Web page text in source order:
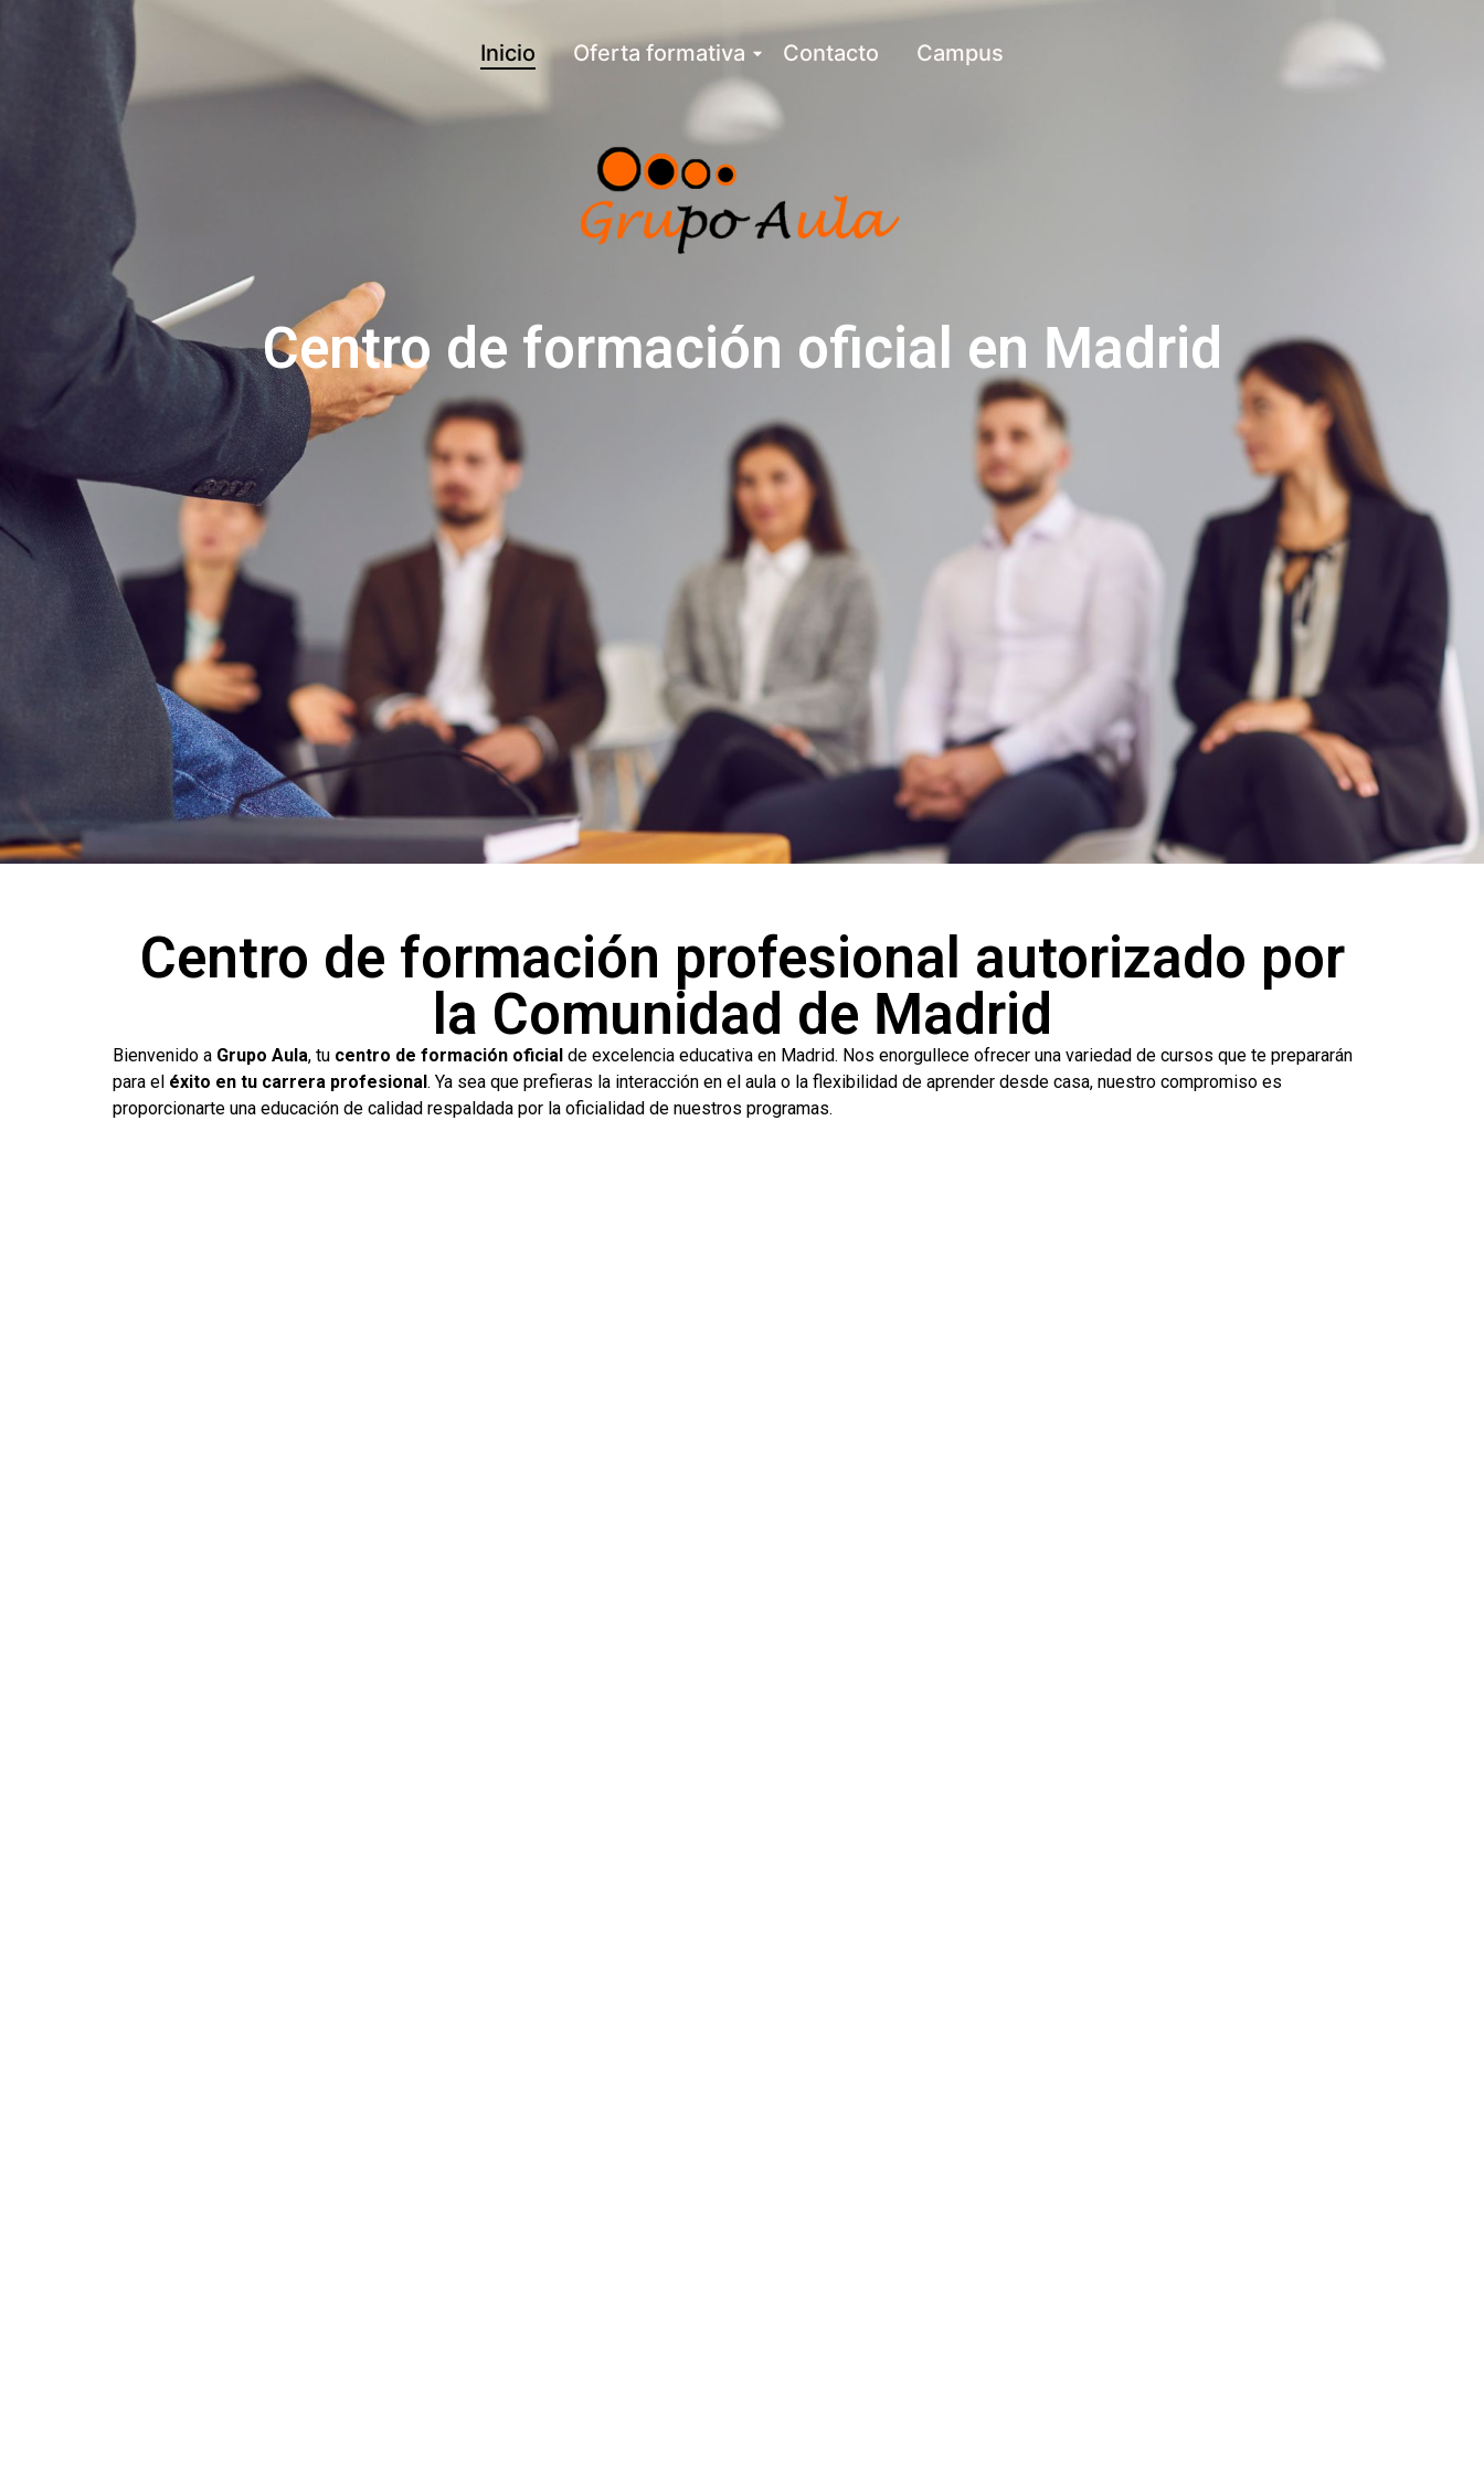
Inicio Oferta formativa Contacto Campus
Centro de formación oficial en Madrid
Centro de formación profesional autorizado por
la Comunidad de Madrid
Bienvenido a Grupo Aula, tu centro de formación oficial de excelencia educativa en Madrid. Nos enorgullece ofrecer una variedad de cursos que te prepararán
para el éxito en tu carrera profesional. Ya sea que prefieras la interacción en el aula o la flexibilidad de aprender desde casa, nuestro compromiso es
proporcionarte una educación de calidad respaldada por la oficialidad de nuestros programas.